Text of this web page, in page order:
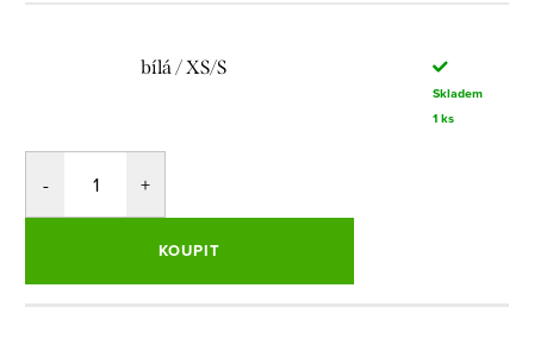
bílá / XS/S
Skladem
1 ks
KOUPIT